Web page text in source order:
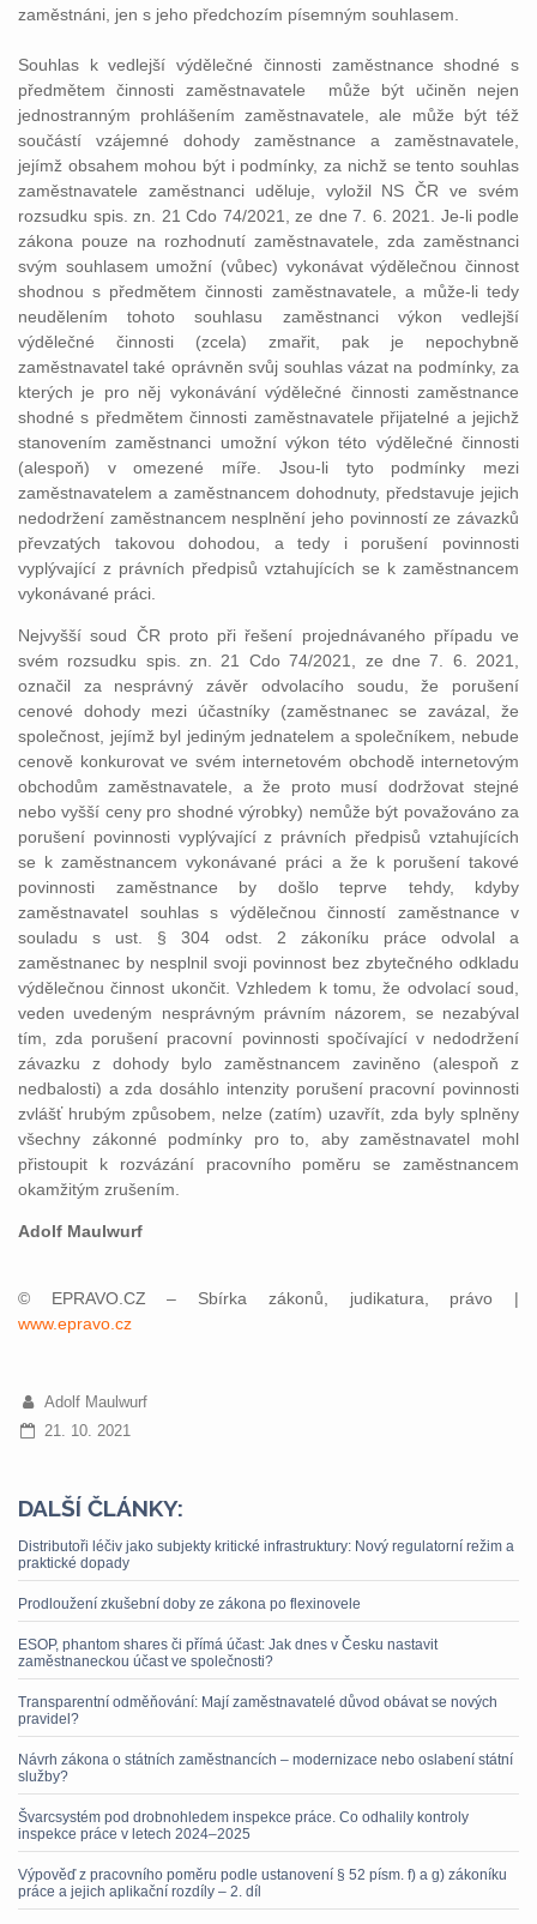
zaměstnáni, jen s jeho předchozím písemným souhlasem.
Souhlas k vedlejší výdělečné činnosti zaměstnance shodné s
předmětem činnosti zaměstnavatele může být učiněn nejen
jednostranným prohlášením zaměstnavatele, ale může být též
součástí vzájemné dohody zaměstnance a zaměstnavatele,
jejímž obsahem mohou být i podmínky, za nichž se tento souhlas
zaměstnavatele zaměstnanci uděluje, vyložil NS ČR ve svém
rozsudku spis. zn. 21 Cdo 74/2021, ze dne 7. 6. 2021. Je-li podle
zákona pouze na rozhodnutí zaměstnavatele, zda zaměstnanci
svým souhlasem umožní (vůbec) vykonávat výdělečnou činnost
shodnou s předmětem činnosti zaměstnavatele, a může-li tedy
neudělením tohoto souhlasu zaměstnanci výkon vedlejší
výdělečné činnosti (zcela) zmařit, pak je nepochybně
zaměstnavatel také oprávněn svůj souhlas vázat na podmínky, za
kterých je pro něj vykonávání výdělečné činnosti zaměstnance
shodné s předmětem činnosti zaměstnavatele přijatelné a jejichž
stanovením zaměstnanci umožní výkon této výdělečné činnosti
(alespoň) v omezené míře. Jsou-li tyto podmínky mezi
zaměstnavatelem a zaměstnancem dohodnuty, představuje jejich
nedodržení zaměstnancem nesplnění jeho povinností ze závazků
převzatých takovou dohodou, a tedy i porušení povinnosti
vyplývající z právních předpisů vztahujících se k zaměstnancem
vykonávané práci.
Nejvyšší soud ČR proto při řešení projednávaného případu ve
svém rozsudku spis. zn. 21 Cdo 74/2021, ze dne 7. 6. 2021,
označil za nesprávný závěr odvolacího soudu, že porušení
cenové dohody mezi účastníky (zaměstnanec se zavázal, že
společnost, jejímž byl jediným jednatelem a společníkem, nebude
cenově konkurovat ve svém internetovém obchodě internetovým
obchodům zaměstnavatele, a že proto musí dodržovat stejné
nebo vyšší ceny pro shodné výrobky) nemůže být považováno za
porušení povinnosti vyplývající z právních předpisů vztahujících
se k zaměstnancem vykonávané práci a že k porušení takové
povinnosti zaměstnance by došlo teprve tehdy, kdyby
zaměstnavatel souhlas s výdělečnou činností zaměstnance v
souladu s ust. § 304 odst. 2 zákoníku práce odvolal a
zaměstnanec by nesplnil svoji povinnost bez zbytečného odkladu
výdělečnou činnost ukončit. Vzhledem k tomu, že odvolací soud,
veden uvedeným nesprávným právním názorem, se nezabýval
tím, zda porušení pracovní povinnosti spočívající v nedodržení
závazku z dohody bylo zaměstnancem zaviněno (alespoň z
nedbalosti) a zda dosáhlo intenzity porušení pracovní povinnosti
zvlášť hrubým způsobem, nelze (zatím) uzavřít, zda byly splněny
všechny zákonné podmínky pro to, aby zaměstnavatel mohl
přistoupit k rozvázání pracovního poměru se zaměstnancem
okamžitým zrušením.
Adolf Maulwurf
© EPRAVO.CZ – Sbírka zákonů, judikatura, právo |
www.epravo.cz
Adolf Maulwurf
21. 10. 2021
DALŠÍ ČLÁNKY:
Distributoři léčiv jako subjekty kritické infrastruktury: Nový regulatorní režim a
praktické dopady
Prodloužení zkušební doby ze zákona po flexinovele
ESOP, phantom shares či přímá účast: Jak dnes v Česku nastavit
zaměstnaneckou účast ve společnosti?
Transparentní odměňování: Mají zaměstnavatelé důvod obávat se nových
pravidel?
Návrh zákona o státních zaměstnancích – modernizace nebo oslabení státní
služby?
Švarcsystém pod drobnohledem inspekce práce. Co odhalily kontroly
inspekce práce v letech 2024–2025
Výpověď z pracovního poměru podle ustanovení § 52 písm. f) a g) zákoníku
práce a jejich aplikační rozdíly – 2. díl